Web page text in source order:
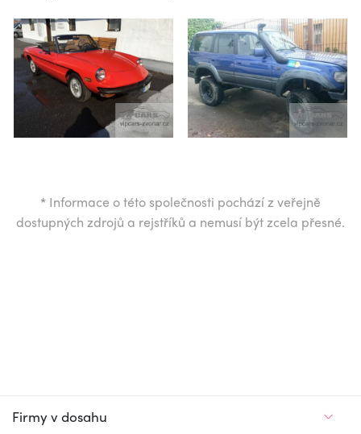
* Informace o této společnosti pochází z veřejně
dostupných zdrojů a rejstříků a nemusí být zcela přesné.
Firmy v dosahu